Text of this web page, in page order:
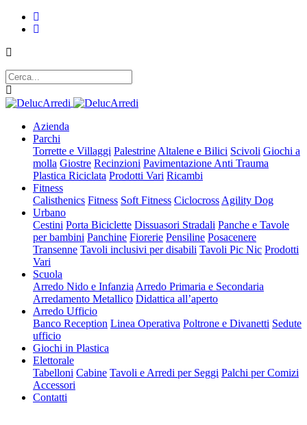
Azienda
Parchi
Torrette e Villaggi Palestrine Altalene e Bilici Scivoli Giochi a
molla Giostre Recinzioni Pavimentazione Anti Trauma
Plastica Riciclata Prodotti Vari Ricambi
Fitness
Calisthenics Fitness Soft Fitness Ciclocross Agility Dog
Urbano
Cestini Porta Biciclette Dissuasori Stradali Panche e Tavole
per bambini Panchine Fiorerie Pensiline Posacenere
Transenne Tavoli inclusivi per disabili Tavoli Pic Nic Prodotti
Vari
Scuola
Arredo Nido e Infanzia Arredo Primaria e Secondaria
Arredamento Metallico Didattica all’aperto
Arredo Ufficio
Banco Reception Linea Operativa Poltrone e Divanetti Sedute
ufficio
Giochi in Plastica
Elettorale
Tabelloni Cabine Tavoli e Arredi per Seggi Palchi per Comizi
Accessori
Contatti